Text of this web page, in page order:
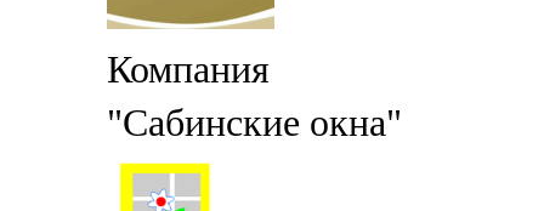
Компания
"Сабинские окна"